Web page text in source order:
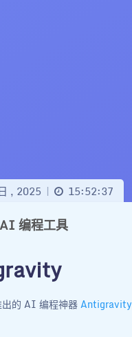
, 2025 | 15:52:37
编程工具
的 AI 编程神器Antigravity